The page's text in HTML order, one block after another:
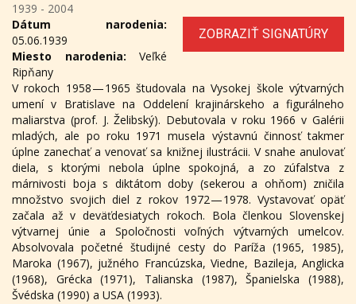
1939 - 2004
ZOBRAZIŤ SIGNATÚRY
Dátum narodenia:
05.06.1939
Miesto narodenia: Veľké
Ripňany
V rokoch 1958 — 1965 študovala na Vysokej škole výtvarných
umení v Bratislave na Oddelení krajinárskeho a figurálneho
maliarstva (prof. J. Želibský). Debutovala v roku 1966 v Galérii
mladých, ale po roku 1971 musela výstavnú činnosť takmer
úplne zanechať a venovať sa knižnej ilustrácii. V snahe anulovať
diela, s ktorými nebola úplne spokojná, a zo zúfalstva z
márnivosti boja s diktátom doby (sekerou a ohňom) zničila
množstvo svojich diel z rokov 1972 — 1978. Vystavovať opäť
začala až v deväťdesiatych rokoch. Bola členkou Slovenskej
výtvarnej únie a Spoločnosti voľných výtvarných umelcov.
Absolvovala početné študijné cesty do Paríža (1965, 1985),
Maroka (1967), južného Francúzska, Viedne, Bazileja, Anglicka
(1968), Grécka (1971), Talianska (1987), Španielska (1988),
Švédska (1990) a USA (1993).